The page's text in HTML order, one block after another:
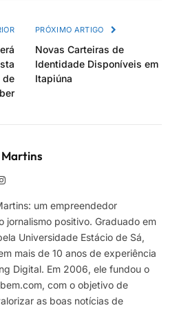
de
PRÓXIMO ARTIGO
Novas Carteiras de
Identidade Disponíveis em
Itapiúna
Instagram
um empreendedor
jornalismo positivo. Graduado em
Universidade Estácio de Sá,
mais de 10 anos de experiência
Digital. Em 2006, ele fundou o
com o objetivo de
as boas notícias de